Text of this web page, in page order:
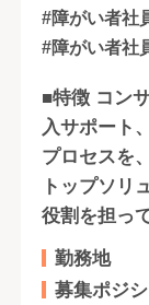
#障がい者社
#障がい者社
■特徴 コン
入サポート
プロセスを
トップソリ
役割を担っ
勤務地
募集ポジ